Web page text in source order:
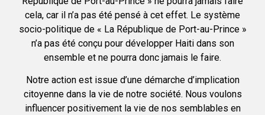
cela, car il n’a pas été pensé à cet effet. Le système
socio-politique de « La République de Port-au-Prince »
n’a pas été conçu pour développer Haiti dans son
ensemble et ne pourra donc jamais le faire.
Notre action est issue d’une démarche d’implication
citoyenne dans la vie de notre société. Nous voulons
influencer positivement la vie de nos semblables en